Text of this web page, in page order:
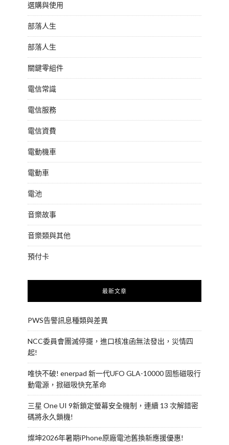
選購與使用
部落人生
部落人生
關鍵零組件
電信常識
電信服務
電信資費
電動機車
電動車
電池
音樂故事
音樂類與其他
預付卡
最新文章
PWS告警訊息種類與差異
NCC委員會團滅停擺，進口核准函無法發出，災情四
起!
唯快不破! enerpad 新一代UFO GLA-10000 固態磁吸行
動電源，掀磁吸快充革命
三星 One UI 9新鎖定螢幕安全機制，連續 13 次解錯密
碼將永久鎖機!
燦坤2026年暑期iPhone原廠電池舊換新應援優惠!